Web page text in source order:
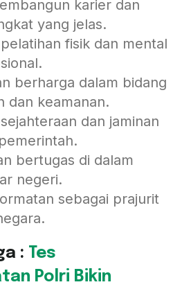
karier dan
yang jelas.
fisik dan mental
berharga dalam bidang
dan keamanan.
dan jaminan
bertugas di dalam
negeri.
sebagai prajurit
: Tes
Polri Bikin